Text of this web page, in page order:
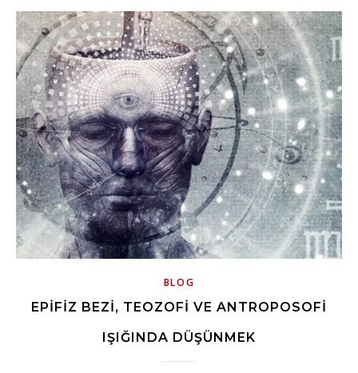
BLOG
EPIFIZ BEZI, TEOZOFI VE ANTROPOSOFI
IŞIĞINDA DÜŞÜNMEK